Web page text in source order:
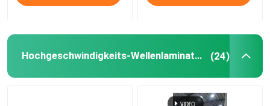
Kettenmesser-Filmlaminiermaschine Hochgeschwindigkeits-Wellenlaminator (24)